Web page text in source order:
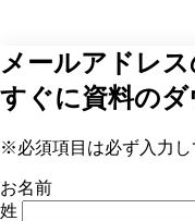
メールアドレ
すぐに資料の
※必須項目は必ず入力し
お名前
姓